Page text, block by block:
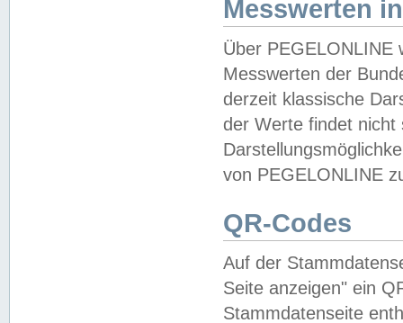
Messwerten
Über PEGELONLINE
Messwerten der
derzeit klassische
der Werte findet
von PEGELONLINE
QR-Codes
Auf der
Seite anzeigen" ein
Stammdatenseite